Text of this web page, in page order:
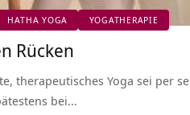
HATHA YOGA YOGATHERAPIE
Rücken
therapeutisches Yoga sei per se
bei…